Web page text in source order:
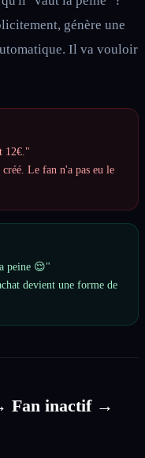
génère une
Il va vouloir
12€."
Le fan n'a pas eu le
peine 😌"
devient une forme de
Fan inactif →